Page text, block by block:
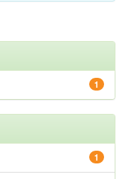
1
1